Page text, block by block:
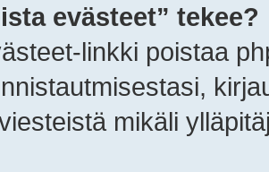
evästeet” tekee?
linkki poistaa
mikäli